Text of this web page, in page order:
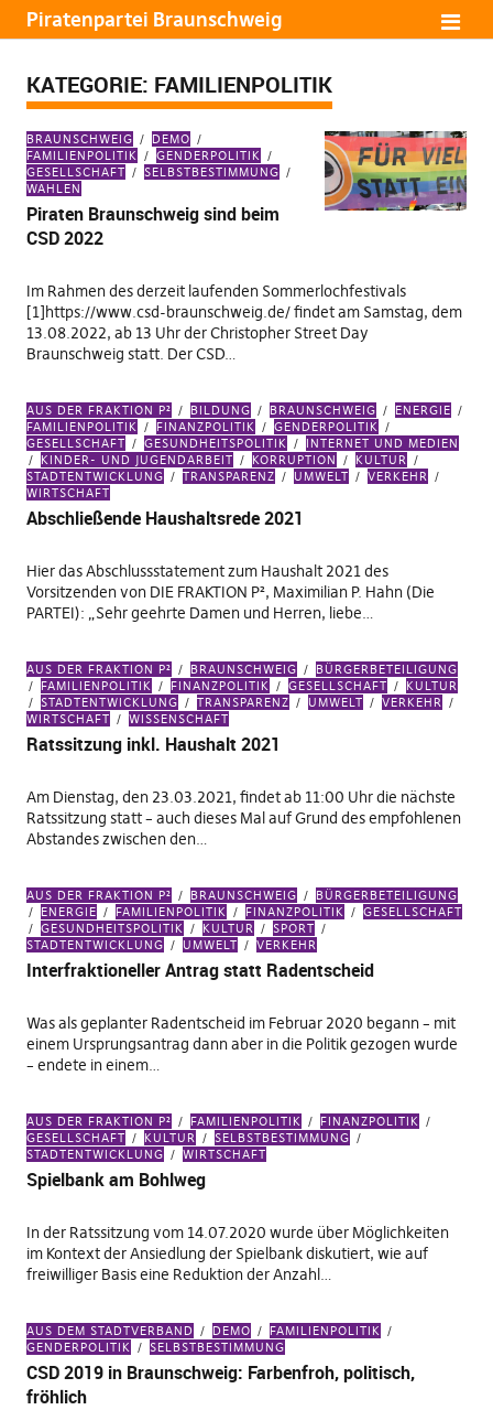
Piratenpartei Braunschweig
KATEGORIE: FAMILIENPOLITIK
BRAUNSCHWEIG
DEMO
FAMILIENPOLITIK
GENDERPOLITIK
GESELLSCHAFT
SELBSTBESTIMMUNG
WAHLEN
Piraten Braunschweig sind beim
CSD 2022
Im Rahmen des derzeit laufenden Sommerlochfestivals
[1]https://www.csd-braunschweig.de/ findet am Samstag, dem
13.08.2022, ab 13 Uhr der Christopher Street Day
Braunschweig statt. Der CSD…
AUS DER FRAKTION P² BILDUNG BRAUNSCHWEIG
ENERGIE
FAMILIENPOLITIK
FINANZPOLITIK
GENDERPOLITIK
GESELLSCHAFT
GESUNDHEITSPOLITIK
INTERNET UND MEDIEN
KINDER- UND JUGENDARBEIT
KORRUPTION
KULTUR
STADTENTWICKLUNG
TRANSPARENZ UMWELT
VERKEHR
WIRTSCHAFT
Abschließende Haushaltsrede 2021
Hier das Abschlussstatement zum Haushalt 2021 des
Vorsitzenden von DIE FRAKTION P², Maximilian P. Hahn (Die
PARTEI): „Sehr geehrte Damen und Herren, liebe…
AUS DER FRAKTION P² BRAUNSCHWEIG
BÜRGERBETEILIGUNG
FAMILIENPOLITIK
FINANZPOLITIK GESELLSCHAFT
KULTUR
STADTENTWICKLUNG
TRANSPARENZ UMWELT
VERKEHR
WIRTSCHAFT
WISSENSCHAFT
Ratssitzung inkl. Haushalt 2021
Am Dienstag, den 23.03.2021, findet ab 11:00 Uhr die nächste
Ratssitzung statt – auch dieses Mal auf Grund des empfohlenen
Abstandes zwischen den…
AUS DER FRAKTION P² BRAUNSCHWEIG
BÜRGERBETEILIGUNG
ENERGIE
FAMILIENPOLITIK FINANZPOLITIK
GESELLSCHAFT
GESUNDHEITSPOLITIK
KULTUR
SPORT
STADTENTWICKLUNG
UMWELT VERKEHR
Interfraktioneller Antrag statt Radentscheid
Was als geplanter Radentscheid im Februar 2020 begann – mit
einem Ursprungsantrag dann aber in die Politik gezogen wurde
– endete in einem…
AUS DER FRAKTION P² FAMILIENPOLITIK
FINANZPOLITIK
GESELLSCHAFT
KULTUR
SELBSTBESTIMMUNG
STADTENTWICKLUNG
WIRTSCHAFT
Spielbank am Bohlweg
In der Ratssitzung vom 14.07.2020 wurde über Möglichkeiten
im Kontext der Ansiedlung der Spielbank diskutiert, wie auf
freiwilliger Basis eine Reduktion der Anzahl…
AUS DEM STADTVERBAND DEMO
FAMILIENPOLITIK
GENDERPOLITIK
SELBSTBESTIMMUNG
CSD 2019 in Braunschweig: Farbenfroh, politisch,
fröhlich